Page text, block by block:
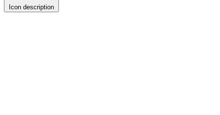
Icon description